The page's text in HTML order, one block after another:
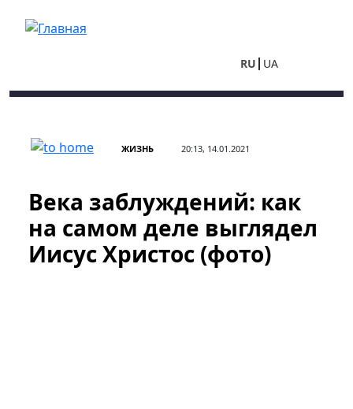
RU UA
ЖИЗНЬ 20:13, 14.01.2021
Века заблуждений: как
на самом деле выглядел
Иисус Христос (фото)